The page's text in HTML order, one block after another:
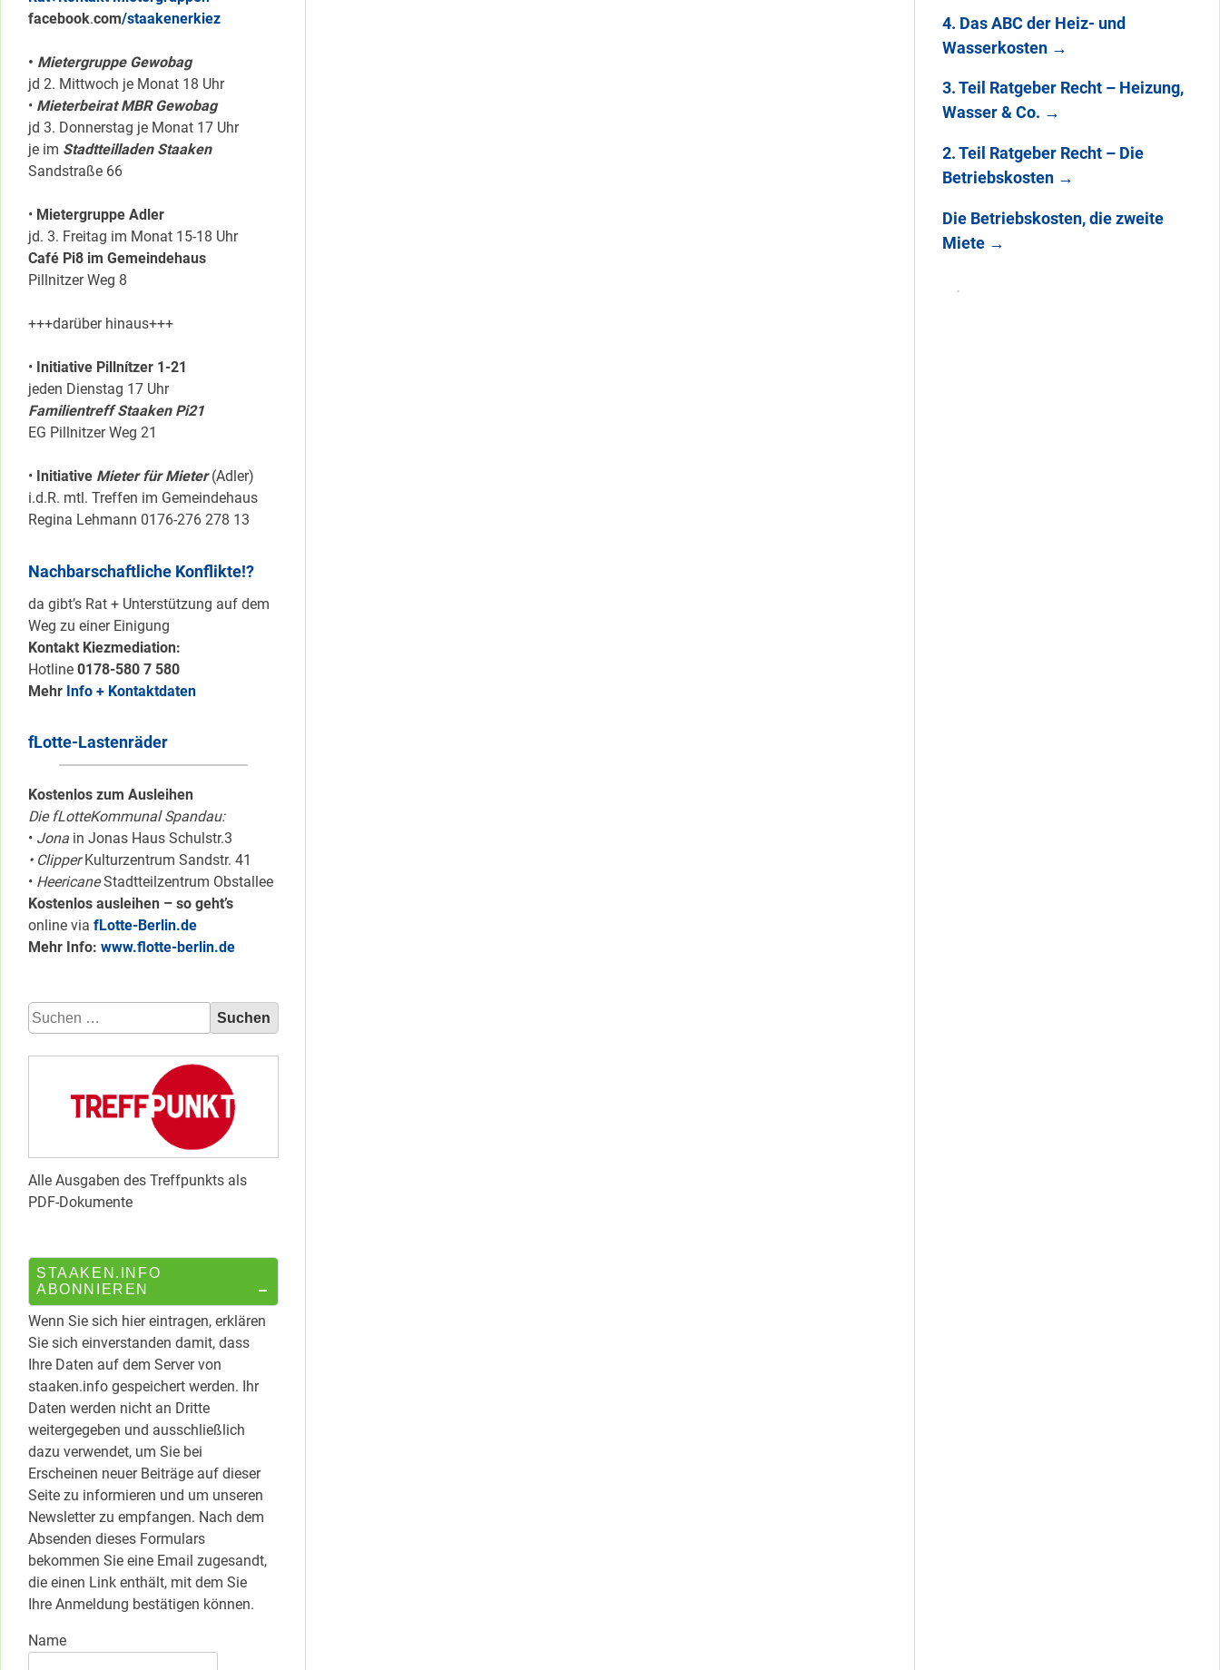
facebook.com/staakenerkiez
• Mietergruppe Gewobag
jd 2. Mittwoch je Monat 18 Uhr
• Mieterbeirat MBR Gewobag
jd 3. Donnerstag je Monat 17 Uhr
je im Stadtteilladen Staaken
Sandstraße 66
• Mietergruppe Adler
jd. 3. Freitag im Monat 15-18 Uhr
Café Pi8 im Gemeindehaus
Pillnitzer Weg 8
+++darüber hinaus+++
• Initiative Pillnítzer 1-21
jeden Dienstag 17 Uhr
Familientreff Staaken Pi21
EG Pillnitzer Weg 21
• Initiative Mieter für Mieter(Adler)
i.d.R. mtl. Treffen im Gemeindehaus
Regina Lehmann 0176-276 278 13
Nachbarschaftliche Konflikte!?
da gibt’s Rat + Unterstützung auf dem
Weg zu einer Einigung
Kontakt Kiezmediation:
Hotline 0178-580 7 580
Mehr Info + Kontaktdaten
fLotte-Lastenräder
Kostenlos zum Ausleihen
Die fLotteKommunal Spandau:
• Jona in Jonas Haus Schulstr.3
• ClipperKulturzentrum Sandstr. 41
• HeericaneStadtteilzentrum Obstallee
Kostenlos ausleihen – so geht’s
online via fLotte-Berlin.de
Mehr Info: www.flotte-berlin.de
Suchen
nach:
Alle Ausgaben des Treffpunkts als
PDF-Dokumente
STAAKEN.INFO
ABONNIEREN
Wenn Sie sich hier eintragen, erklären
Sie sich einverstanden damit, dass
Ihre Daten auf dem Server von
staaken.info gespeichert werden. Ihr
Daten werden nicht an Dritte
weitergegeben und ausschließlich
dazu verwendet, um Sie bei
Erscheinen neuer Beiträge auf dieser
Seite zu informieren und um unseren
Newsletter zu empfangen. Nach dem
Absenden dieses Formulars
bekommen Sie eine Email zugesandt,
die einen Link enthält, mit dem Sie
Ihre Anmeldung bestätigen können.
Name
4. Das ABC der Heiz- und
Wasserkosten →
3. Teil Ratgeber Recht – Heizung,
Wasser & Co. →
2. Teil Ratgeber Recht – Die
Betriebskosten →
Die Betriebskosten, die zweite
Miete →